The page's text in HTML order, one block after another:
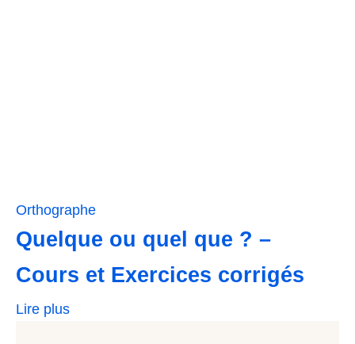
Orthographe
Quelque ou quel que ? –
Cours et Exercices corrigés
Lire plus